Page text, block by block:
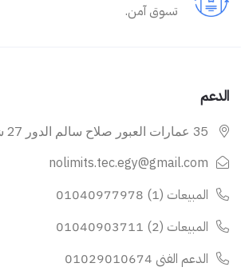
تسوق آمن.
الدعم
35 عمارات العبور صلاح سالم الدور 27 شقة 6
nolimits.tec.egy@gmail.com
المبيعات (1) 01040977978
المبيعات (2) 01040903711
الدعم الفنى 01029010674